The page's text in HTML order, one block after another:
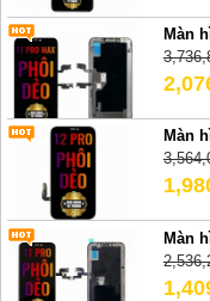
Màn
Màn
Màn